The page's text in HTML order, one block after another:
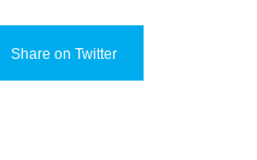
Share on Twitter